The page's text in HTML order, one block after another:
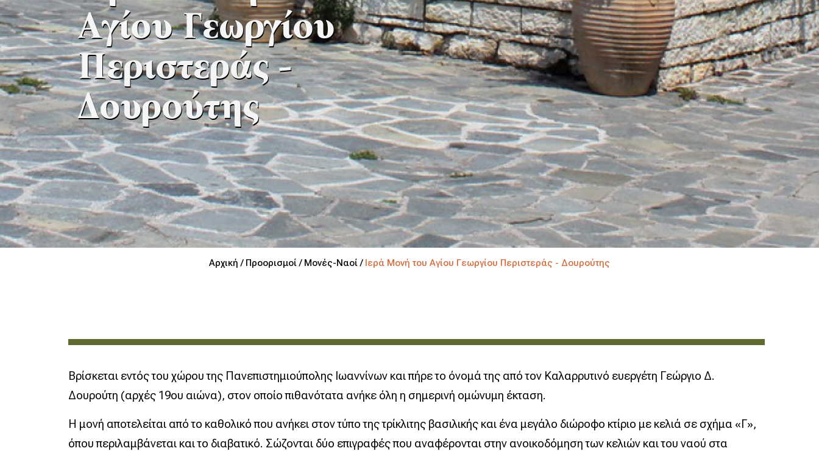
Αγίου Γεωργίου
Περιστεράς -
Δουρούτης
Αρχική / Προορισμοί / Μονές-Ναοί / Ιερά Μονή του Αγίου Γεωργίου Περιστεράς - Δουρούτης
Βρίσκεται εντός του χώρου της Πανεπιστημιούπολης Ιωαννίνων και πήρε το όνομά της από τον Καλαρρυτινό ευεργέτη Γεώργιο Δ.
Δουρούτη (αρχές 19ου αιώνα), στον οποίο πιθανότατα ανήκε όλη η σημερινή ομώνυμη έκταση.
Η μονή αποτελείται από το καθολικό που ανήκει στον τύπο της τρίκλιτης βασιλικής και ένα μεγάλο διώροφο κτίριο με κελιά σε σχήμα «Γ»,
όπου περιλαμβάνεται και το διαβατικό. Σώζονται δύο επιγραφές που αναφέρονται στην ανοικοδόμηση των κελιών και του ναού στα